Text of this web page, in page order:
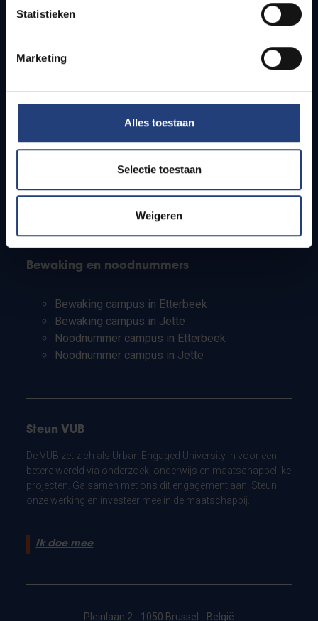
Statistieken
Marketing
Alles toestaan
Selectie toestaan
Weigeren
Bereikbaarheid
Studenten
PhD-studenten
Leerkrachten en secundaire scholen
Bewaking en noodnummers
Bewaking campus in Etterbeek
Bewaking campus in Jette
Noodnummer campus in Etterbeek
Noodnummer campus in Jette
Steun VUB
De VUB zet zich als Urban Engaged University in voor een
betere wereld via onderzoek, onderwijs en maatschappelijke
projecten. Ga samen met ons dit engagement aan. Steun
onze werking en investeer mee in de maatschappij.
Ik doe mee
Pleinlaan 2 - 1050 Brussel - België